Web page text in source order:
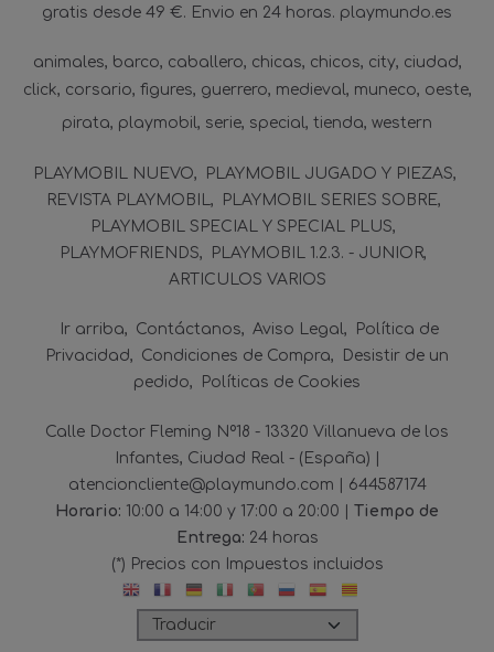
gratis desde 49 €. Envio en 24 horas. playmundo.es
animales barco caballero chicas chicos city ciudad
click corsario figures guerrero medieval muneco oeste
pirata playmobil serie special tienda western
PLAYMOBIL NUEVO
PLAYMOBIL JUGADO Y PIEZAS
REVISTA PLAYMOBIL
PLAYMOBIL SERIES SOBRE
PLAYMOBIL SPECIAL Y SPECIAL PLUS
PLAYMOFRIENDS
PLAYMOBIL 1.2.3. - JUNIOR
ARTICULOS VARIOS
Ir arriba Contáctanos Aviso Legal
Política de
Privacidad
Condiciones de Compra
Desistir de un
pedido
Políticas de Cookies
Calle Doctor Fleming Nº18 - 13320 Villanueva de los
Infantes, Ciudad Real - (España) |
atencioncliente@playmundo.com | 644587174
Horario: 10:00 a 14:00 y 17:00 a 20:00 | Tiempo de
Entrega: 24 horas
(*) Precios con Impuestos incluidos